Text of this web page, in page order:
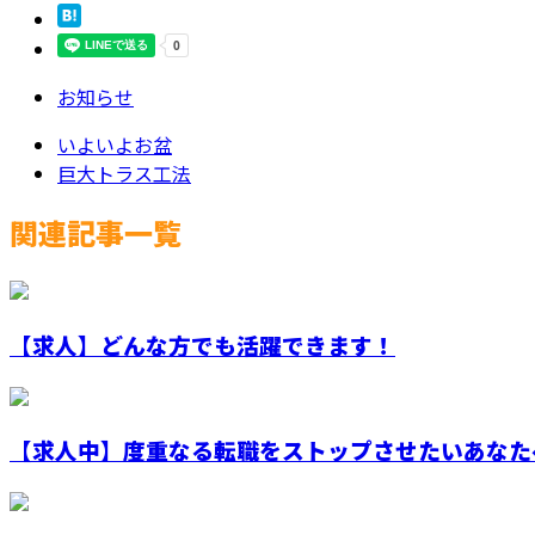
お知らせ
いよいよお盆
巨大トラス工法
関連記事一覧
【求人】どんな方でも活躍できます！
【求人中】度重なる転職をストップさせたいあな